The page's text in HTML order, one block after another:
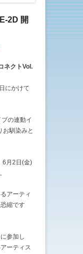
2D 開
ネクトVol.
にかけて
の連動イ
お馴染みと
6月2日(金)
アーティ
縮です
参加し
ーティス